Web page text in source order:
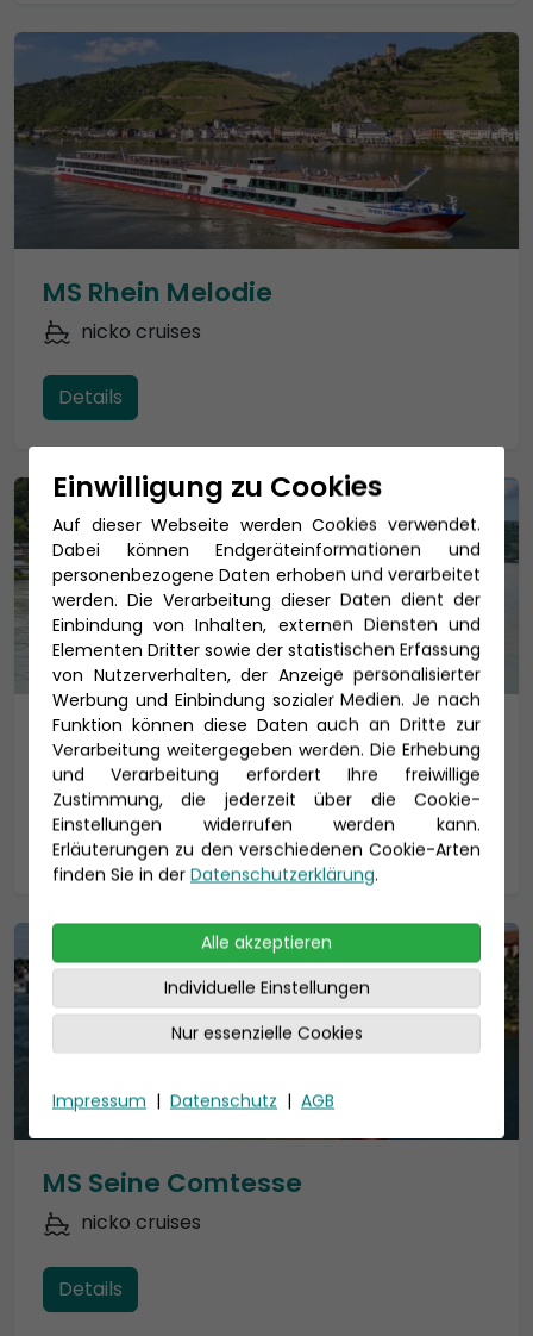
MS Rhein Melodie
nicko cruises
Details
MS Rhein Symphonie
nicko cruises
Details
MS Seine Comtesse
nicko cruises
Details
Einwilligung zu Cookies
Auf dieser Webseite werden Cookies verwendet.
Dabei können Endgeräteinformationen und
personenbezogene Daten erhoben und verarbeitet
werden. Die Verarbeitung dieser Daten dient der
Einbindung von Inhalten, externen Diensten und
Elementen Dritter sowie der statistischen Erfassung
von Nutzerverhalten, der Anzeige personalisierter
Werbung und Einbindung sozialer Medien. Je nach
Funktion können diese Daten auch an Dritte zur
Verarbeitung weitergegeben werden. Die Erhebung
und Verarbeitung erfordert Ihre freiwillige
Zustimmung, die jederzeit über die Cookie-
Einstellungen widerrufen werden kann.
Erläuterungen zu den verschiedenen Cookie-Arten
finden Sie in der Datenschutzerklärung.
Alle akzeptieren
Individuelle Einstellungen
Nur essenzielle Cookies
Impressum | Datenschutz | AGB